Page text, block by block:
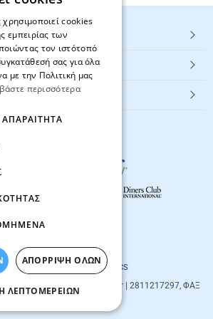
textbook.gr All rights reserved
& developed by
NETMECHANICS
| info@textbook.gr | 2811217297, ΦΑΞ
2810283273
cookies
εμπειρίας των
τον ιστότοπό
σας για όλα
με την Πολιτική μας
περισσότερα
ΑΠΌΡΡΙΨΗ ΌΛΩΝ
ΛΕΠΤΟΜΕΡΕΙΏΝ